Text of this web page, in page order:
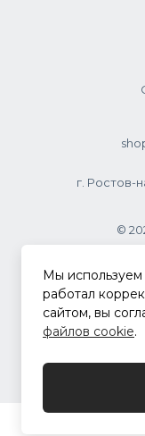
г. Ростов-
©
Мы
работал
сайтом, вы
файлов cookie.